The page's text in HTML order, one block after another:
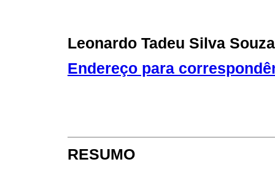
Leonardo Tadeu Silva
Endereço para
RESUMO